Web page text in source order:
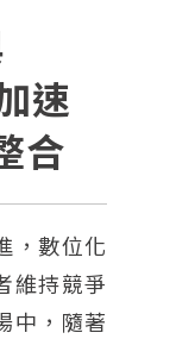
速
合
，數位化
維持競爭
中，隨著